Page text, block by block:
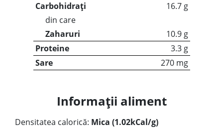
Carbohidrați
16.7 g
din care
Zaharuri
10.9 g
Proteine
3.3 g
Sare
270 mg
Informații aliment
Densitatea calorică: Mica (1.02kCal/g)